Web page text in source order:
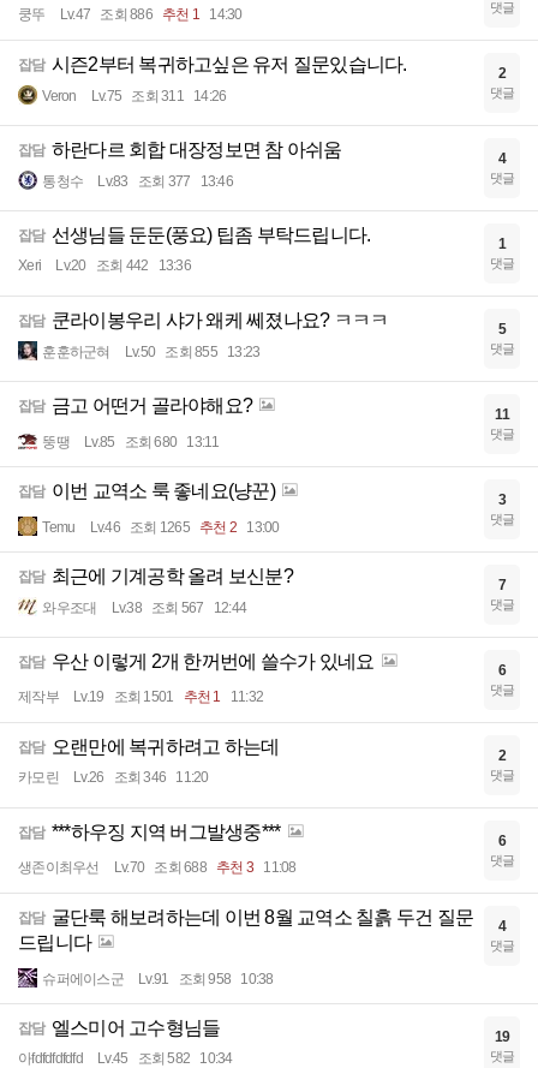
쿵뚜 Lv.47 조회 886 추천 1 14:30 댓글
잡담 시즌2부터 복귀하고싶은 유저 질문있습니다.
Veron Lv.75 조회 311 14:26
2
댓글
잡담 하란다르 회합 대장정보면 참 아쉬움
통청수 Lv.83 조회 377 13:46
4
댓글
잡담 선생님들 둔둔(풍요) 팁좀 부탁드립니다.
Xeri Lv.20 조회 442 13:36
1
댓글
잡담 쿤라이봉우리 샤가 왜케 쎄졌나요? ㅋㅋㅋ
훈훈하군혀 Lv.50 조회 855 13:23
5
댓글
잡담 금고 어떤거 골라야해요?
뚱땡 Lv.85 조회 680 13:11
11
댓글
잡담 이번 교역소 룩 좋네요(냥꾼)
Temu Lv.46 조회 1265 추천 2 13:00
3
댓글
잡담 최근에 기계공학 올려 보신분?
와우조대 Lv.38 조회 567 12:44
7
댓글
잡담 우산 이렇게 2개 한꺼번에 쓸수가 있네요
제작부 Lv.19 조회 1501 추천 1 11:32
6
댓글
잡담 오랜만에 복귀하려고 하는데
카모린 Lv.26 조회 346 11:20
2
댓글
잡담 ***하우징 지역 버그발생중***
생존이최우선 Lv.70 조회 688 추천 3 11:08
6
댓글
잡담 굴단룩 해보려하는데 이번 8월 교역소 칠흙 두건 질문
드립니다
슈퍼에이스군 Lv.91 조회 958 10:38
4
댓글
잡담 엘스미어 고수형님들
아fdfdfdfdfd Lv.45 조회 582 10:34
19
댓글